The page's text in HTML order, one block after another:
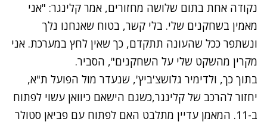
נקודה אחת בתום שלושה מחזורים, אמר קלינגר: "אני
מאמין בשחקנים שלי. בלי קשר, בטוח שאנחנו נלך
ונשתפר ככל שהעונה תתקדם, כך שאין לחץ במערכת. אני
מקרין מהשקט שלי על השחקנים", הסביר.
בתוך כך, ולדימיר גלושצ'ביץ', שנעדר מול הפועל ת"א,
יחזור להרכב של קלינגר,כשגם הישאם כיוואן עשוי לפתוח
ב-11. המאמן עדיין מתלבט האם לפתוח עם פביאן סטולר